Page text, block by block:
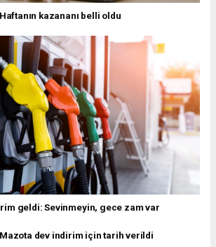
kazananı belli oldu
geldi: Sevinmeyin, gece zam var